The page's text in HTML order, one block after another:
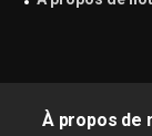
À propos de